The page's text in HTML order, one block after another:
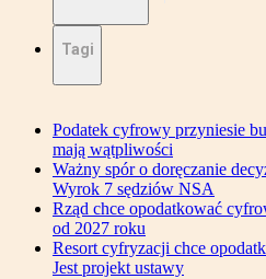
Tagi
Podatek cyfrowy przyniesie
mają wątpliwości
Ważny spór o doręczanie
Wyrok 7 sędziów NSA
Rząd chce opodatkować
od 2027 roku
Resort cyfryzacji chce
Jest projekt ustawy